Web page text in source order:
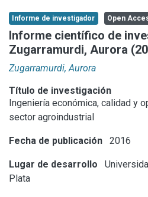
Aportar material
Statistics
Informe de investigador Open
Informe científico de
Zugarramurdi, Aurora
Zugarramurdi, Aurora
Título de investigación
Ingeniería económica, calidad y
sector agroindustrial
Fecha de publicación 2016
Lugar de desarrollo
Plata